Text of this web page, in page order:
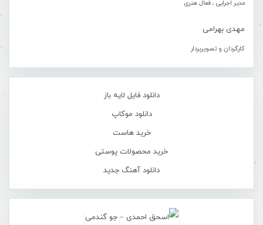
مدیر اجرایی ، فعال هنری
مهدی بهرامی
کارگردان و تصویربردار
دانلود فایل لایه باز
دانلود موکاپ
خرید هاست
خرید محصولات پوستی
دانلود آهنگ جدید